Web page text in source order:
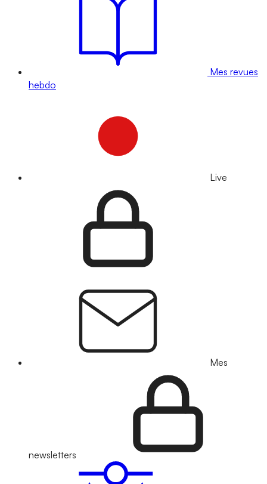
Mes revues
hebdo
Live
Mes
newsletters